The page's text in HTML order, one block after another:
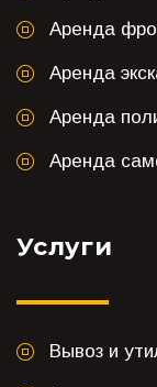
Аренда
Аренда
Аренда
Аренда
Услуги
Вывоз и